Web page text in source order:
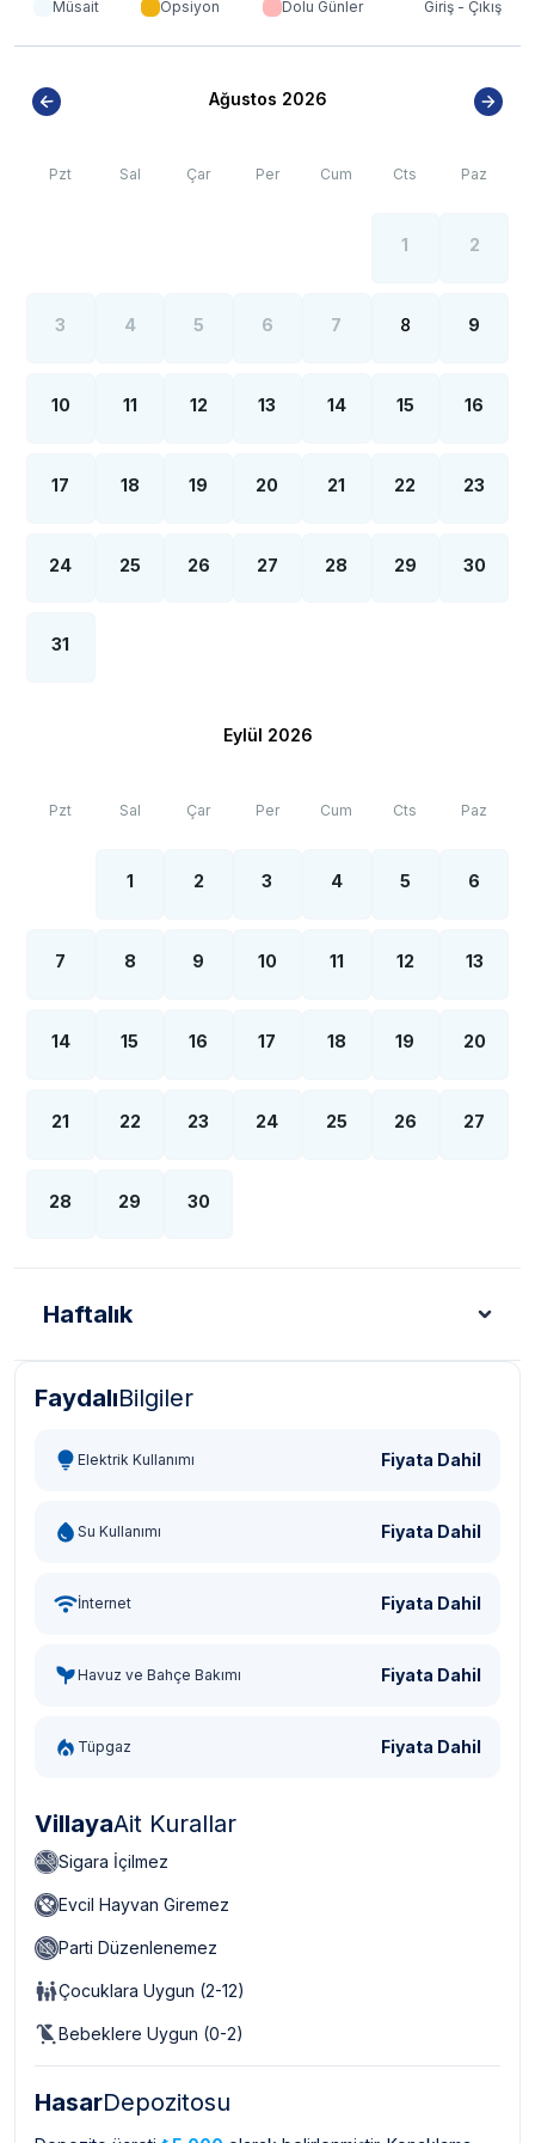
stabilize(toprak) olabilmektedir.
* Kalkan bölgesinde özellikle yaz aylarında yoğun nüfus
olsa internet, elektrik ve su kesintileri yaşanabilmektedir.
Müsait Opsiyon Dolu Günler Giriş - Çıkış
Ağustos 2026
Pzt Sal Çar Per Cum Cts Paz
1 2
3 4 5 6 7 8 9
10 11 12 13 14 15 16
17 18 19 20 21 22 23
24 25 26 27 28 29 30
31
Eylül 2026
Pzt Sal Çar Per Cum Cts Paz
1 2 3 4 5 6
7 8 9 10 11 12 13
14 15 16 17 18 19 20
21 22 23 24 25 26 27
28 29 30
Haftalık
Türk Lirası - TL
FaydalıBilgiler
Elektrik Kullanımı Fiyata Dahil
Su Kullanımı Fiyata Dahil
İnternet Fiyata Dahil
Havuz ve Bahçe Bakımı Fiyata Dahil
Tüpgaz Fiyata Dahil
VillayaAit Kurallar
Sigara İçilmez
Evcil Hayvan Giremez
Parti Düzenlenemez
Çocuklara Uygun (2-12)
Bebeklere Uygun (0-2)
HasarDepozitosu